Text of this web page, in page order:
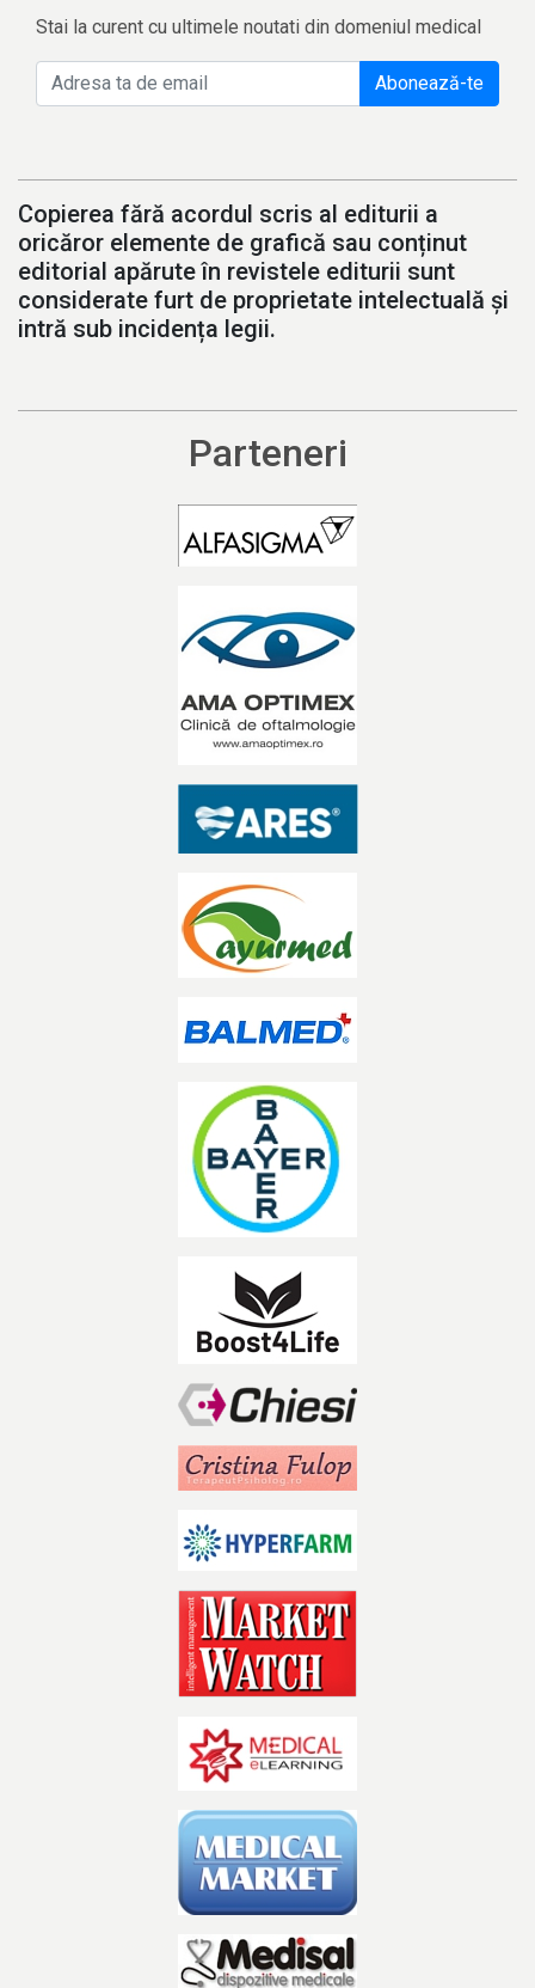
Stai la curent cu ultimele noutati din domeniul medical
Abonează-te
Copierea fără acordul scris al editurii a
oricăror elemente de grafică sau conținut
editorial apărute în revistele editurii sunt
considerate furt de proprietate intelectuală și
intră sub incidența legii.
Parteneri